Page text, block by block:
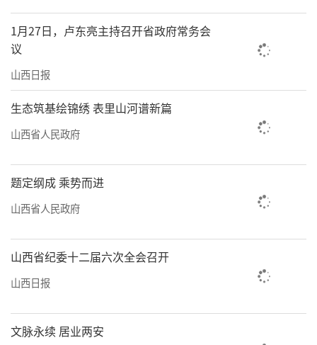
1月27日，卢东亮主持召开省政府常务会
议
山西日报
生态筑基绘锦绣 表里山河谱新篇
山西省人民政府
题定纲成 乘势而进
山西省人民政府
山西省纪委十二届六次全会召开
山西日报
文脉永续 居业两安